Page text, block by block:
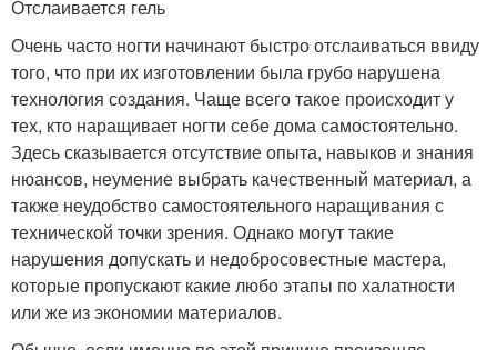
Отслаивается гель
Очень часто ногти начинают быстро отслаиваться ввиду
того, что при их изготовлении была грубо нарушена
технология создания. Чаще всего такое происходит у
тех, кто наращивает ногти себе дома самостоятельно.
Здесь сказывается отсутствие опыта, навыков и знания
нюансов, неумение выбрать качественный материал, а
также неудобство самостоятельного наращивания с
технической точки зрения. Однако могут такие
нарушения допускать и недобросовестные мастера,
которые пропускают какие любо этапы по халатности
или же из экономии материалов.